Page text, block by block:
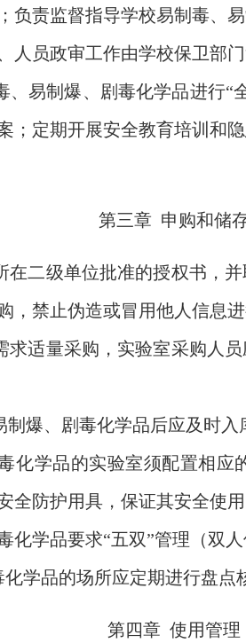
负责监督指导学校易制毒、
员政审工作由学校保卫部门
、易制爆、剧毒化学品进行“
；定期开展安全教育培训和
第三章 申购和储
在二级单位批准的授权书，
禁止伪造或冒用他人信息进
求适量采购，实验室采购人
爆、剧毒化学品后应及 时入
化学品的实验室须配置相
全防护用具，保证其安全使
学品要求“五双”管理（双
学品的场所应定期进行盘点
第四章 使用管理